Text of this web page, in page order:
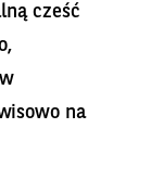
cześć
na